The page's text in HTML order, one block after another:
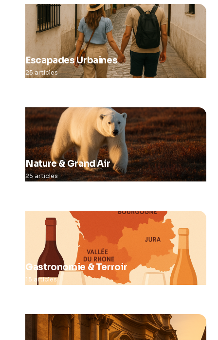
Escapades Urbaines
25 articles
Nature & Grand Air
25 articles
Gastronomie & Terroir
15 articles